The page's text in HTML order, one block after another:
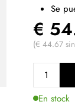
Se
€
(€ 44.67
En stock